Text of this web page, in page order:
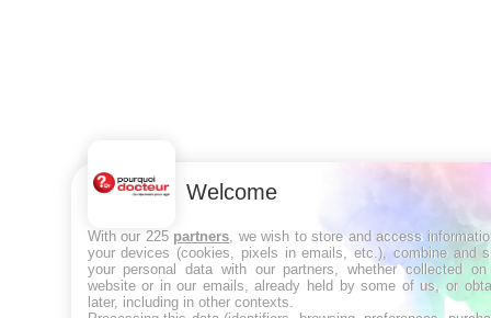
Welcome
With our 225 partners , we wish to store and access
your devices (cookies, pixels in emails, etc.), combine and
your personal data with our partners, whether collected
website or in our emails, already held by some of us, or
later, including in other contexts.